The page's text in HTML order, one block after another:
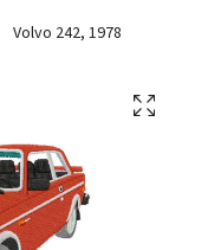
Volvo 242, 1978